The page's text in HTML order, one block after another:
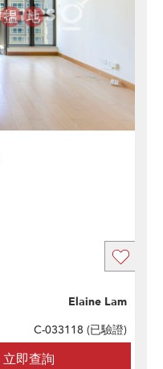
立即查詢
Elaine Lam
C-033118 (已驗證)